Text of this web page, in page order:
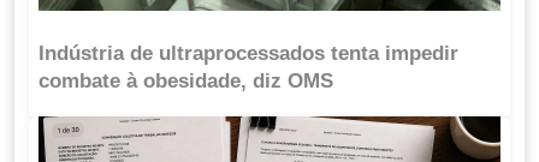
Indústria de ultraprocessados tenta impedir
combate à obesidade, diz OMS